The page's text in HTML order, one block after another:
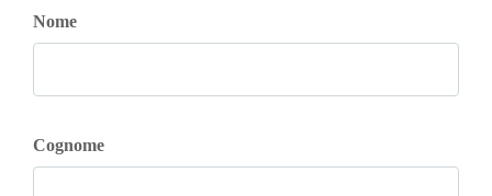
Nome
Cognome